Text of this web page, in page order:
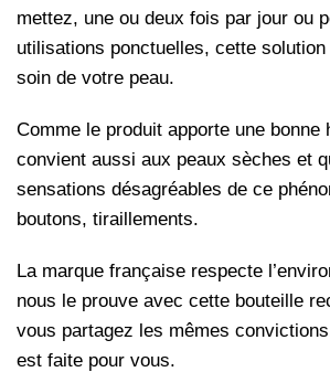
mettez, une ou deux fois par jour ou
utilisations ponctuelles, cette
soin de votre peau.
Comme le produit apporte une bonne
convient aussi aux peaux sèches et
sensations désagréables de ce
boutons, tiraillements.
La marque française respecte
nous le prouve avec cette bouteille
vous partagez les mêmes
est faite pour vous.